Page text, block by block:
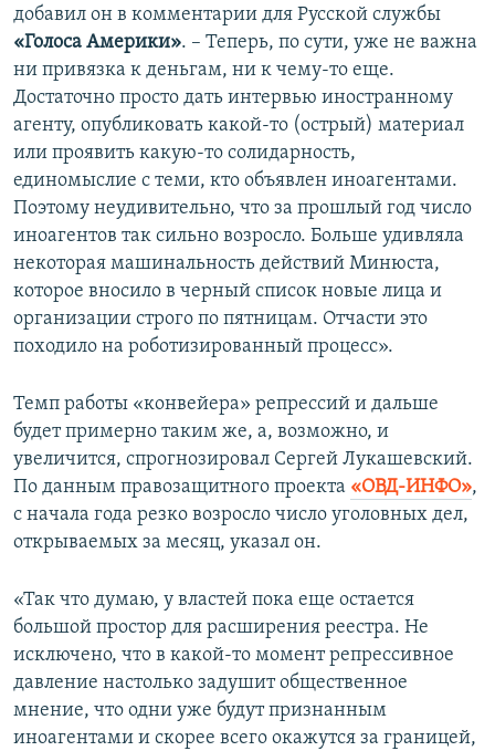
добавил он в комментарии для Русской службы
«Голоса Америки». – Теперь, по сути, уже не важна
ни привязка к деньгам, ни к чему-то еще.
Достаточно просто дать интервью иностранному
агенту, опубликовать какой-то (острый) материал
или проявить какую-то солидарность,
единомыслие с теми, кто объявлен иноагентами.
Поэтому неудивительно, что за прошлый год число
иноагентов так сильно возросло. Больше удивляла
некоторая машинальность действий Минюста,
которое вносило в черный список новые лица и
организации строго по пятницам. Отчасти это
походило на роботизированный процесс».
Темп работы «конвейера» репрессий и дальше
будет примерно таким же, а, возможно, и
увеличится, спрогнозировал Сергей Лукашевский.
По данным правозащитного проекта «ОВД-ИНФО»,
с начала года резко возросло число уголовных дел,
открываемых за месяц, указал он.
«Так что думаю, у властей пока еще остается
большой простор для расширения реестра. Не
исключено, что в какой-то момент репрессивное
давление настолько задушит общественное
мнение, что одни уже будут признанным
иноагентами и скорее всего окажутся за границей,